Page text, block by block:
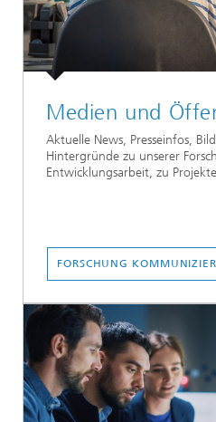
Medien und
Aktuelle News, Presseinfos,
Hintergründe zu unserer
Entwicklungsarbeit, zu
FORSCHUNG